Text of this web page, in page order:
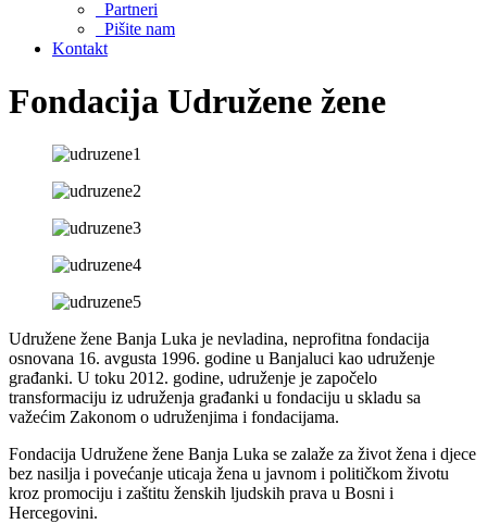
Partneri
Pišite nam
Kontakt
Fondacija Udružene žene
Udružene žene Banja Luka je nevladina, neprofitna fondacija
osnovana 16. avgusta 1996. godine u Banjaluci kao udruženje
građanki. U toku 2012. godine, udruženje je započelo
transformaciju iz udruženja građanki u fondaciju u skladu sa
važećim Zakonom o udruženjima i fondacijama.
Fondacija Udružene žene Banja Luka se zalaže za život žena i djece
bez nasilja i povećanje uticaja žena u javnom i političkom životu
kroz promociju i zaštitu ženskih ljudskih prava u Bosni i
Hercegovini.